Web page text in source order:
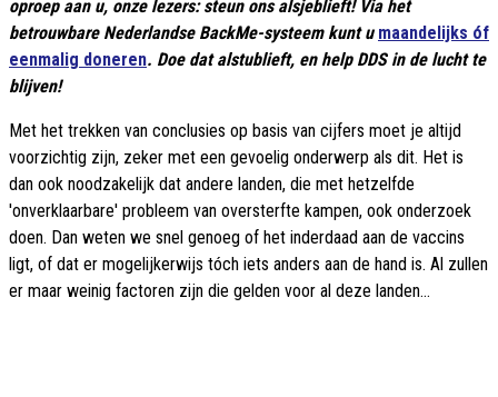
oproep aan u, onze lezers: steun ons alsjeblieft! Via het
betrouwbare Nederlandse BackMe-systeem kunt u maandelijks óf
eenmalig doneren. Doe dat alstublieft, en help DDS in de lucht te
blijven!
Met het trekken van conclusies op basis van cijfers moet je altijd
voorzichtig zijn, zeker met een gevoelig onderwerp als dit. Het is
dan ook noodzakelijk dat andere landen, die met hetzelfde
'onverklaarbare' probleem van oversterfte kampen, ook onderzoek
doen. Dan weten we snel genoeg of het inderdaad aan de vaccins
ligt, of dat er mogelijkerwijs tóch iets anders aan de hand is. Al zullen
er maar weinig factoren zijn die gelden voor al deze landen...